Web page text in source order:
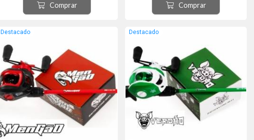
En colores azul y tambien en rojo.
En color blanco es el # 190076
Comprar Comprar
Destacado Destacado